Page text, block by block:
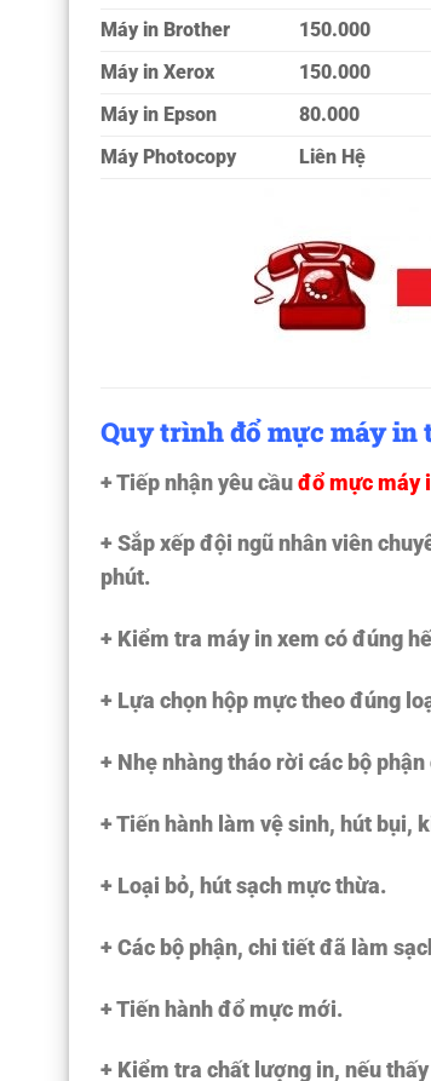
Máy in Brother
150.000
Máy in Xerox
150.000
Máy in Epson
80.000
Máy Photocopy
Liên Hệ
Quy trình đổ mực máy in
+ Tiếp nhận yêu cầuđổ mực máy
+ Sắp xếp đội ngũ nhân viên
phút.
+ Kiểm tra máy in xem có đúng
+ Lựa chọn hộp mực theo đúng
+ Nhẹ nhàng tháo rời các bộ
+ Tiến hành làm vệ sinh, hút bụi,
+ Loại bỏ, hút sạch mực thừa.
+ Các bộ phận, chi tiết đã làm
+ Tiến hành đổ mực mới.
+ Kiểm tra chất lượng in, nếu